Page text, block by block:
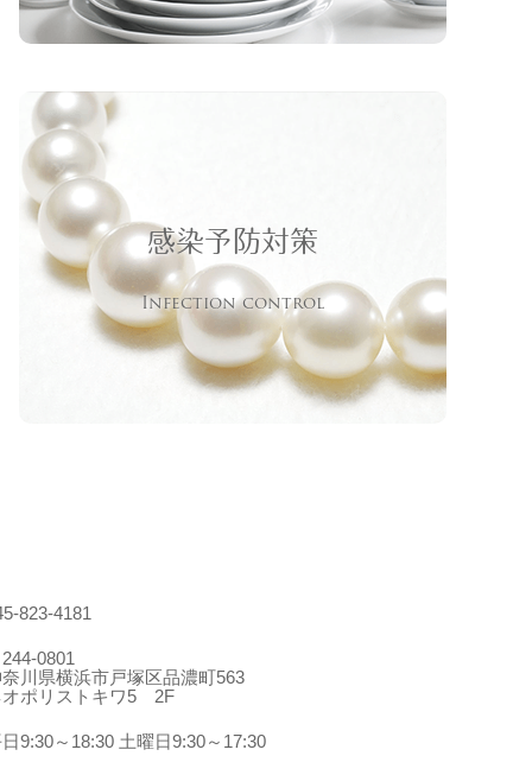
感染予防対策
Infection control
823-4181
0801
川県横浜市戸塚区品濃町563
オポリストキワ5 2F
9:30～18:30 土曜日9:30～17:30